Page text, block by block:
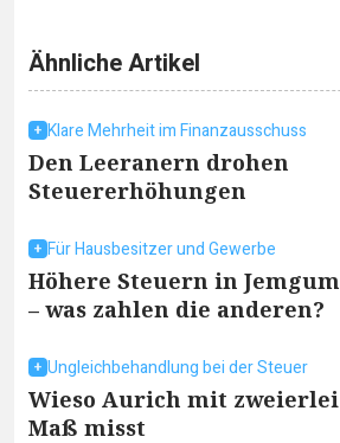
Ähnliche Artikel
Klare Mehrheit im Finanzausschuss
Den Leeranern drohen
Steuererhöhungen
Für Hausbesitzer und Gewerbe
Höhere Steuern in Jemgum
– was zahlen die anderen?
Ungleichbehandlung bei der Steuer
Wieso Aurich mit zweierlei
Maß misst